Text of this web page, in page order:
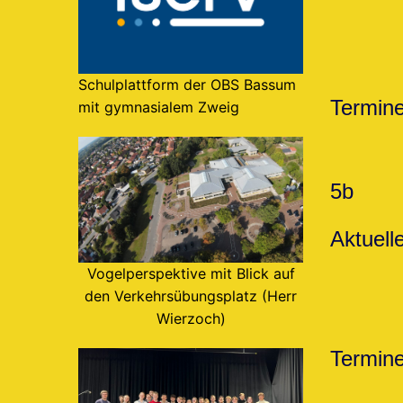
Schulplattform der OBS Bassum
mit gymnasialem Zweig
Vogelperspektive mit Blick auf
den Verkehrsübungsplatz (Herr
Wierzoch)
5b